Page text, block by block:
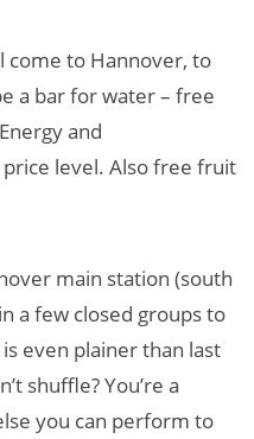
to Hannover, to
a bar for water – free
and
level. Also free fruit
main station (south
a few closed groups to
even plainer than last
shuffle? You’re a
you can perform to